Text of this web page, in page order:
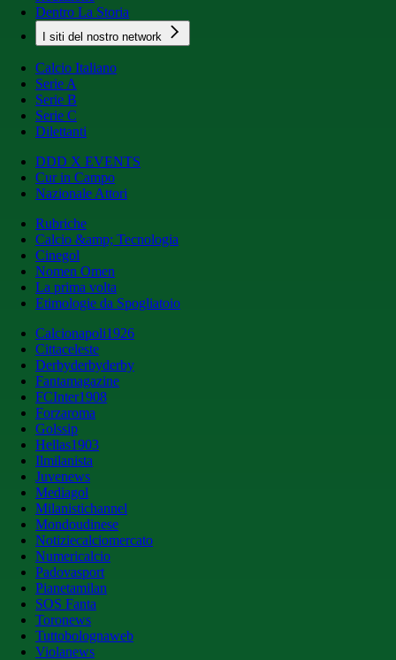
Dentro La Storia
I siti del nostro network
Calcio Italiano
Serie A
Serie B
Serie C
Dilettanti
DDD X EVENTS
Cur in Campo
Nazionale Attori
Rubriche
Calcio &amp; Tecnologia
Cinegol
Nomen Omen
La prima volta
Etimologie da Spogliatoio
Calcionapoli1926
Cittaceleste
Derbyderbyderby
Fantamagazine
FCInter1908
Forzaroma
Golssip
Hellas1903
Ilmilanista
Juvenews
Mediagol
Milanistichannel
Mondoudinese
Notiziecalciomercato
Numericalcio
Padovasport
Pianetamilan
SOS Fanta
Toronews
Tuttobolognaweb
Violanews